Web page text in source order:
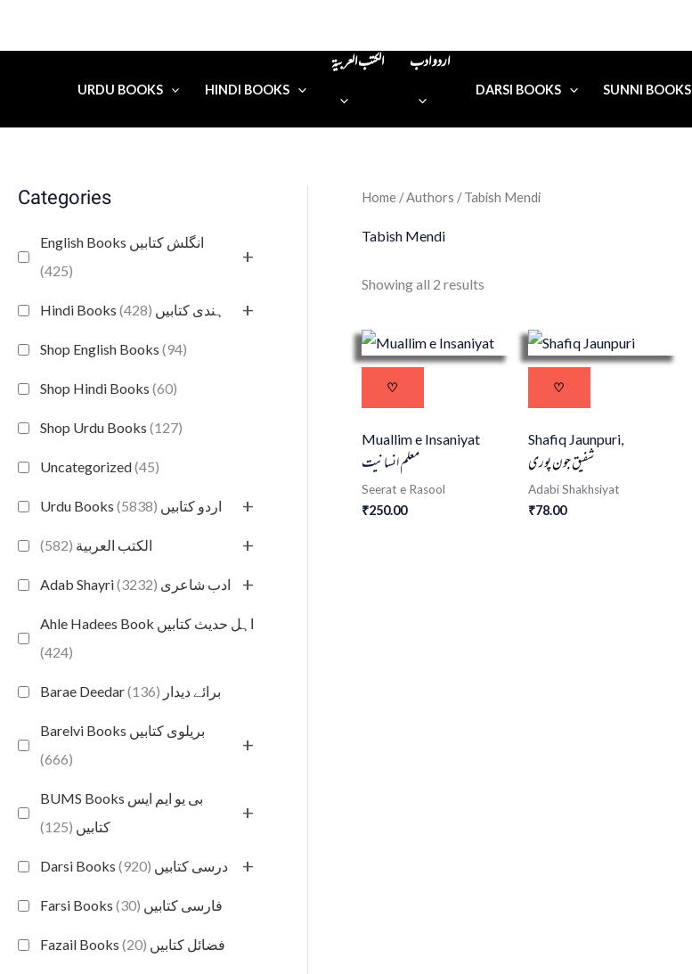
URDU BOOKS HINDI BOOKS
الكتب العربية اردو ادب
DARSI BOOKS SUNNI BOOKS
Categories
English Books انگلش کتابیں
(425)
+
Hindi Books ہندی کتابیں (428) +
Shop English Books (94)
Shop Hindi Books (60)
Shop Urdu Books (127)
Uncategorized(45)
Urdu Books اردو کتابیں (5838) +
الكتب العربية (582) +
Adab Shayri ادب شاعری (3232) +
Ahle Hadees Book اہل حدیث کتابیں
(424)
Barae Deedar برائے دیدار (136)
Barelvi Books بریلوی کتابیں
(666)
+
BUMS Books بی یو ایم ایس
کتابیں (125)
+
Darsi Books درسی کتابیں (920) +
Farsi Books فارسی کتابیں (30)
Fazail Books فضائل کتابیں (20)
Home / Authors / Tabish Mendi
Tabish Mendi
Showing all 2 results
♡
Muallim e Insaniyat
معلم انسانیت
Seerat e Rasool
₹250.00
♡
Shafiq Jaunpuri,
شفیق جون پوری
Adabi Shakhsiyat
₹78.00